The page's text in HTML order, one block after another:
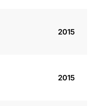
2015
2015